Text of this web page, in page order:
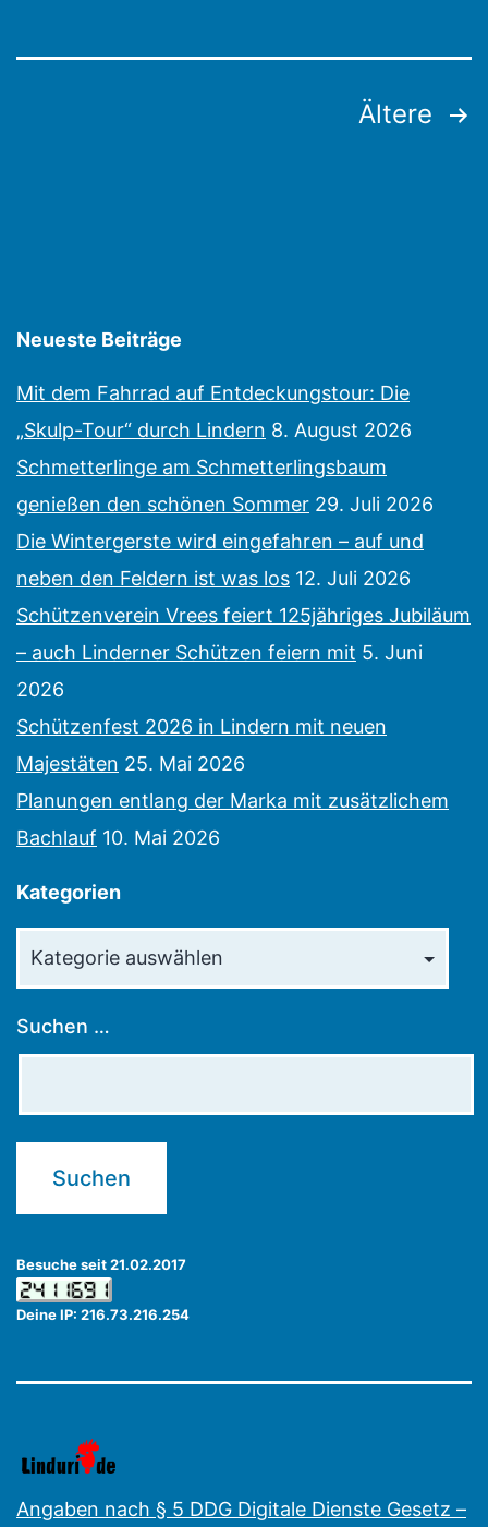
Seitennummerierung
Ältere
Neueste Beiträge
Mit dem Fahrrad auf Entdeckungstour: Die
„Skulp-Tour“ durch Lindern 8. August 2026
Schmetterlinge am Schmetterlingsbaum
genießen den schönen Sommer 29. Juli 2026
Die Wintergerste wird eingefahren – auf und
neben den Feldern ist was los 12. Juli 2026
Schützenverein Vrees feiert 125jähriges Jubiläum
– auch Linderner Schützen feiern mit 5. Juni
2026
Schützenfest 2026 in Lindern mit neuen
Majestäten 25. Mai 2026
Planungen entlang der Marka mit zusätzlichem
Bachlauf 10. Mai 2026
Kategorien
Suchen …
Besuche seit 21.02.2017
Deine IP: 216.73.216.254
Angaben nach § 5 DDG Digitale Dienste Gesetz –